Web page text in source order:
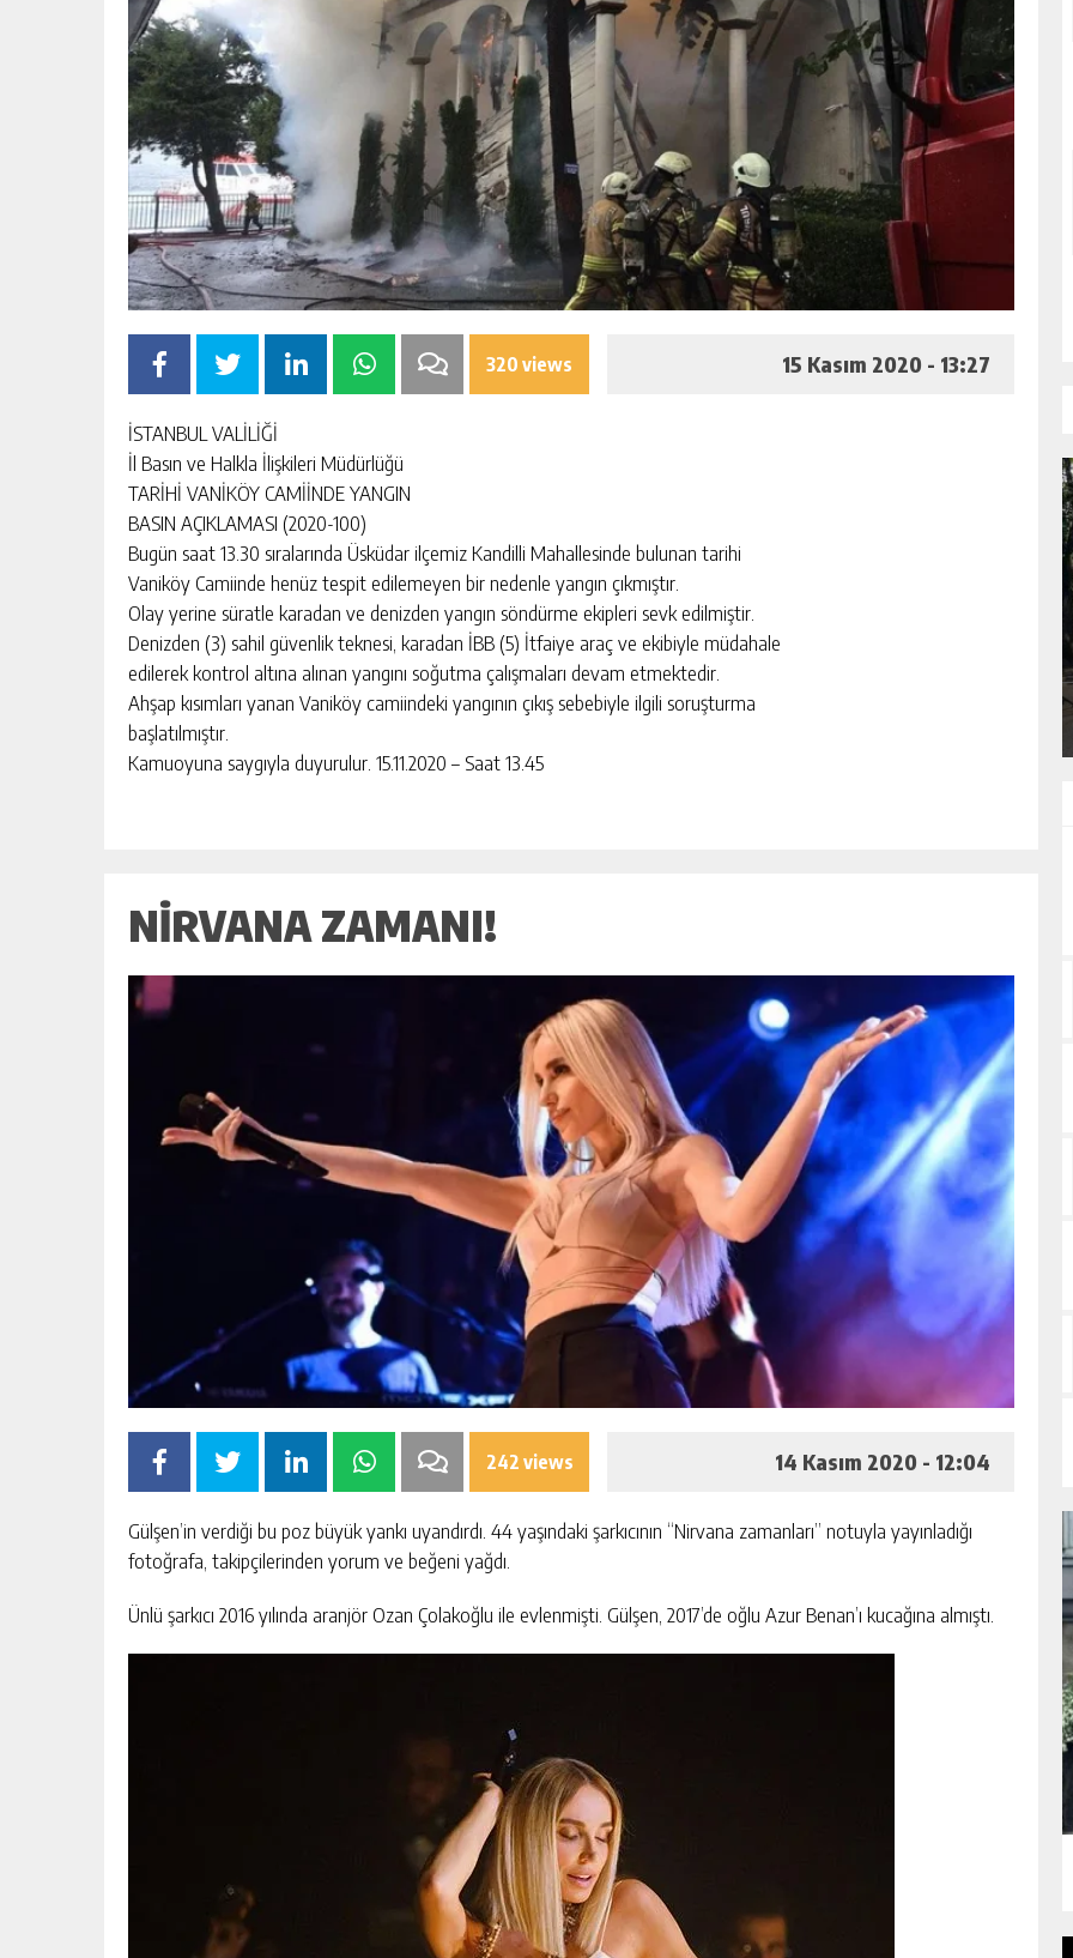
320 views 15 Kasım 2020 - 13:27
İSTANBUL VALİLİĞİ
İl Basın ve Halkla İlişkileri Müdürlüğü
TARİHİ VANİKÖY CAMİİNDE YANGIN
BASIN AÇIKLAMASI (2020-100)
Bugün saat 13.30 sıralarında Üsküdar ilçemiz Kandilli Mahallesinde bulunan tarihi
Vaniköy Camiinde henüz tespit edilemeyen bir nedenle yangın çıkmıştır.
Olay yerine süratle karadan ve denizden yangın söndürme ekipleri sevk edilmiştir.
Denizden (3) sahil güvenlik teknesi, karadan İBB (5) İtfaiye araç ve ekibiyle müdahale
edilerek kontrol altına alınan yangını soğutma çalışmaları devam etmektedir.
Ahşap kısımları yanan Vaniköy camiindeki yangının çıkış sebebiyle ilgili soruşturma
başlatılmıştır.
Kamuoyuna saygıyla duyurulur. 15.11.2020 – Saat 13.45
NIRVANA ZAMANI!
242 views 14 Kasım 2020 - 12:04
Gülşen’in verdiği bu poz büyük yankı uyandırdı. 44 yaşındaki şarkıcının “Nirvana zamanları” notuyla yayınladığı
fotoğrafa, takipçilerinden yorum ve beğeni yağdı.
Ünlü şarkıcı 2016 yılında aranjör Ozan Çolakoğlu ile evlenmişti. Gülşen, 2017’de oğlu Azur Benan’ı kucağına almıştı.
GÜNLÜK HABER AKIŞI
NEVIDE ÇIÇEK PAYLAŞILAMIYOR!
AVRUPA MI, SÜPER LIG MI?
KÜLTÜR ELÇILERI DERNEĞI AÇILIŞ
GECESINI İSTANBUL FATIH’TE
GERÇEKLEŞTIRDI